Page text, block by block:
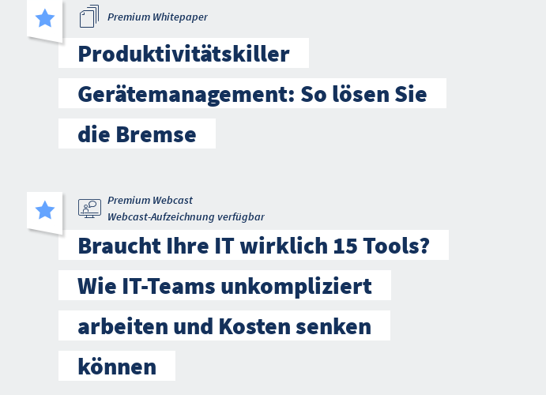
Premium Whitepaper
Produktivitätskiller
Gerätemanagement: So lösen Sie
die Bremse
Premium Webcast
Webcast-Aufzeichnung verfügbar
Braucht Ihre IT wirklich 15 Tools?
Wie IT-Teams unkompliziert
arbeiten und Kosten senken
können